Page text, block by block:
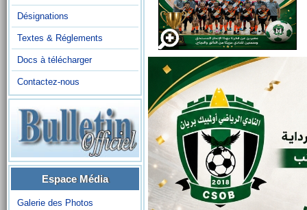
Désignations
Textes & Réglements
Docs à télécharger
Contactez-nous
Espace Média
Galerie des Photos